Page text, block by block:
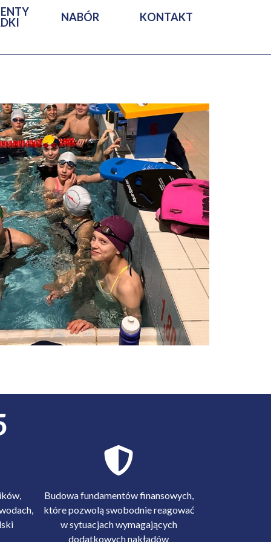
NABÓR KONTAKT
Budowa fundamentów finansowych,
które pozwolą swobodnie reagować
w sytuacjach wymagających
dodatkowych nakładów